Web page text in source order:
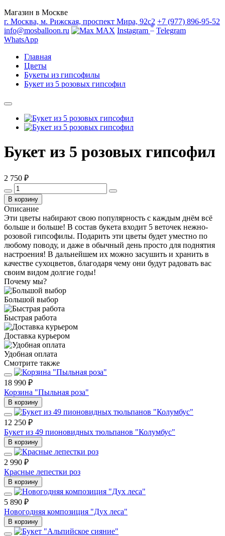
Магазин в Москве
г. Москва, м. Рижская, проспект Мира, 92с2 +7 (977) 896-95-52
info@mosballoon.ru
MAX Instagram * Telegram
WhatsApp
Главная
Цветы
Букеты из гипсофилы
Букет из 5 розовых гипсофил
Букет из 5 розовых гипсофил
2 750 ₽
В корзину
Описание
Эти цветы набирают свою популярность с каждым днём всё
больше и больше! В состав букета входит 5 веточек нежно-
розовой гипсофилы. Подарить эти цветы будет уместно по
любому поводу, и даже в обычный день просто для поднятия
настроения! В дальнейшем их можно засушить и хранить в
качестве сухоцветов, благодаря чему они будут радовать вас
своим видом долгие годы!
Почему мы?
Большой выбор
Быстрая работа
Доставка курьером
Удобная оплата
Смотрите также
18 990 ₽
Корзина "Пыльная роза"
В корзину
12 250 ₽
Букет из 49 пионовидных тюльпанов "Колумбус"
В корзину
2 990 ₽
Красные лепестки роз
В корзину
5 890 ₽
Новогодняя композиция "Дух леса"
В корзину